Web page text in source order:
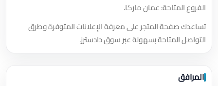
الفروع المتاحة: عمان ماركا.
تساعدك صفحة المتجر على معرفة الإعلانات المتوفرة وطرق
التواصل المتاحة بسهولة عبر سوق دادسترز.
المرافق